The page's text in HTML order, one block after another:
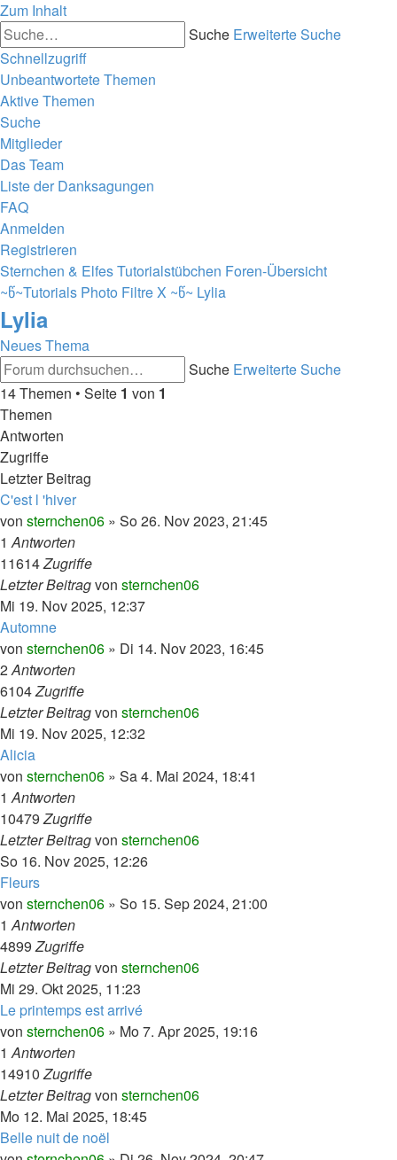
Zum Inhalt
Suche Erweiterte Suche
Schnellzugriff
Unbeantwortete Themen
Aktive Themen
Suche
Mitglieder
Das Team
Liste der Danksagungen
FAQ
Anmelden
Registrieren
Sternchen & Elfes Tutorialstübchen Foren-Übersicht
~წ~Tutorials Photo Filtre X ~წ~ Lylia
Lylia
Neues Thema
Suche Erweiterte Suche
14 Themen • Seite 1 von 1
Themen
Antworten
Zugriffe
Letzter Beitrag
C'est l 'hiver
von sternchen06 » So 26. Nov 2023, 21:45
1Antworten
11614Zugriffe
Letzter Beitragvon sternchen06
Mi 19. Nov 2025, 12:37
Automne
von sternchen06 » Di 14. Nov 2023, 16:45
2Antworten
6104Zugriffe
Letzter Beitragvon sternchen06
Mi 19. Nov 2025, 12:32
Alicia
von sternchen06 » Sa 4. Mai 2024, 18:41
1Antworten
10479Zugriffe
Letzter Beitragvon sternchen06
So 16. Nov 2025, 12:26
Fleurs
von sternchen06 » So 15. Sep 2024, 21:00
1Antworten
4899Zugriffe
Letzter Beitragvon sternchen06
Mi 29. Okt 2025, 11:23
Le printemps est arrivé
von sternchen06 » Mo 7. Apr 2025, 19:16
1Antworten
14910Zugriffe
Letzter Beitragvon sternchen06
Mo 12. Mai 2025, 18:45
Belle nuit de noël